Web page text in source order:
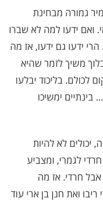
גמורה מבחינת
ואם ידעו למה לא שברו
ידעו גם ידעו, אז מה
משיך לזמר שהיא
לכולם. בליכוד יבלעו
בינתיים ימשיכו
יכולים לא להיות
לגמרי, ומצביע
חרדי. אז מה
ואת חנן בן ארי עוד